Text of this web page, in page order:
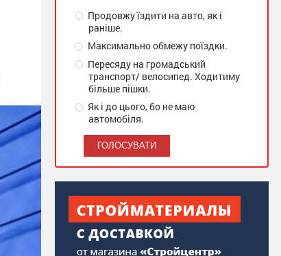
Продовжу їздити на авто, як і
раніше.
Максимально обмежу поїздки.
Пересяду на громадський
транспорт/ велосипед. Ходитиму
більше пішки.
Як і до цього, бо не маю
автомобіля.